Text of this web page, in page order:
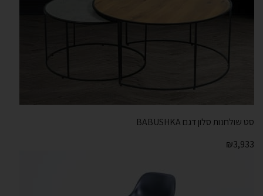
סט שולחנות סלון דגם BABUSHKA
₪3,933